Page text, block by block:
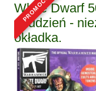
White Dwarf
Grudzień -
okładka.